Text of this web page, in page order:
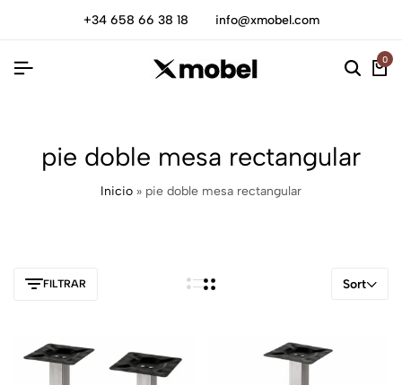
+34 658 66 38 18 info@xmobel.com
0
pie doble mesa rectangular
Inicio » pie doble mesa rectangular
FILTRAR Sort